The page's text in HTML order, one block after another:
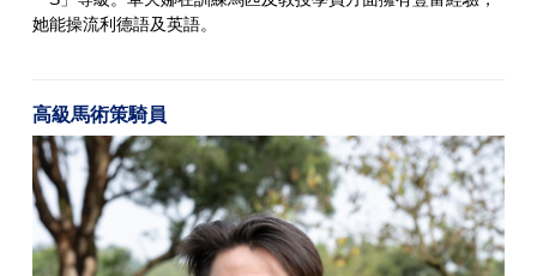
她能操流利德語及英語。
高級馬術策騎員